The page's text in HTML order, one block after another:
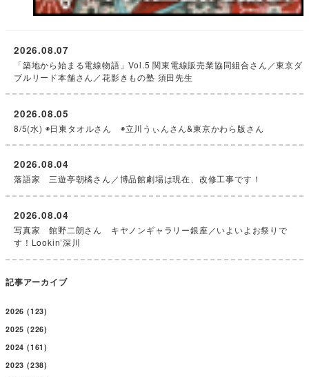
「築地から始まる電線物語」Vol.5 関東電線販売業協同組合さん／東京ダ
ブルリード本舗さん／花影きもの塾 須田先生
2026.08.07
8/5(水) ◉日東タオルさん ◉立川うぃんさん&東京かわら版さん
2026.08.05
落語家 三遊亭朝橘さん／博品館劇場は現在、改修工事です！
2026.08.04
写真家 館野二朗さん キヤノンギャラリー銀座／いよいよお祭りで
す！Lookin’深川
2026.08.04
記事アーカイブ
2026 (123)
2025 (226)
2024 (161)
2023 (238)